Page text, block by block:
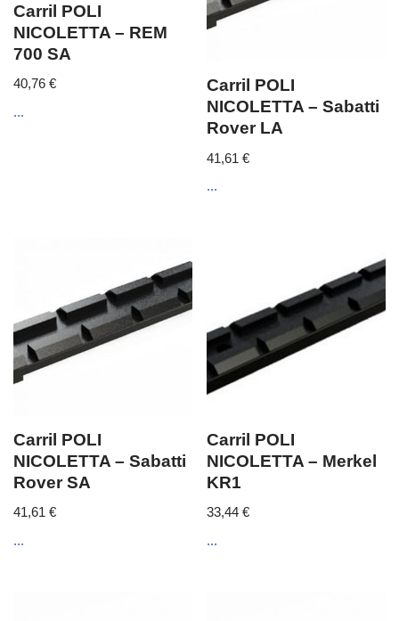
Carril POLI
NICOLETTA – REM
700 SA
40,76 €
...
Carril POLI
NICOLETTA – Sabatti
Rover LA
41,61€
...
Carril POLI
NICOLETTA – Sabatti
Rover SA
41,61 €
...
Carril POLI
NICOLETTA – Merkel
KR1
33,44€
...